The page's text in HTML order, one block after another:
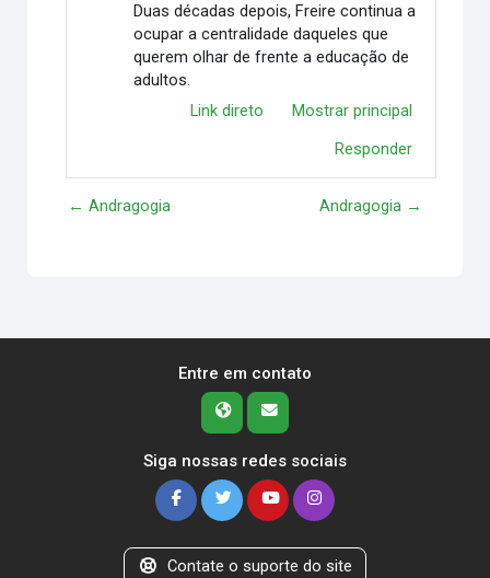
Duas décadas depois, Freire continua a
ocupar a centralidade daqueles que
querem olhar de frente a educação de
adultos.
Link direto
Mostrar principal
Responder
← Andragogia Andragogia →
Entre em contato
Siga nossas redes sociais
Contate o suporte do site